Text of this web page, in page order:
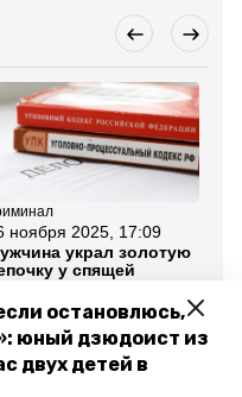
остановлюсь,
юный дзюдоист из
двух детей в
ноября 2025, 17:09
украл золотую
у спящей